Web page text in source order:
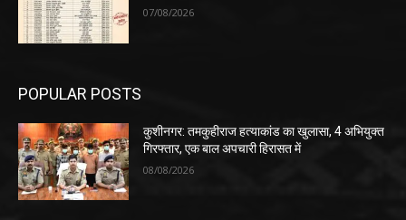
07/08/2026
POPULAR POSTS
कुशीनगर: तमकुहीराज हत्याकांड का खुलासा, 4 अभियुक्त
गिरफ्तार, एक बाल अपचारी हिरासत में
08/08/2026